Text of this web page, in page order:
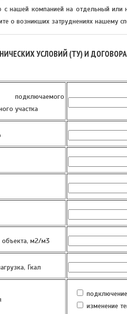
с нашей компанией на отдельный или
о возникших затруднениях нашему
УСЛОВИЙ (ТУ) И
подключаемого
участка
м2/м3
Гкал
изменение